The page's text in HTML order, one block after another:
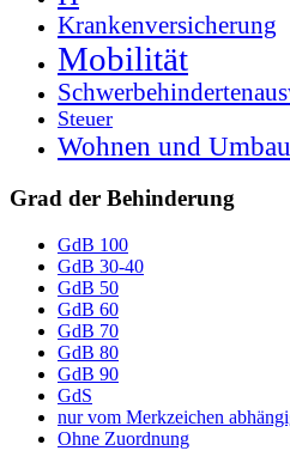
Krankenversicherung
Mobilität
Steuer
Wohnen und
Grad der Behinderung
GdB 100
GdB 30-40
GdB 50
GdB 60
GdB 70
GdB 80
GdB 90
GdS
nur vom Merkzeichen
Ohne Zuordnung